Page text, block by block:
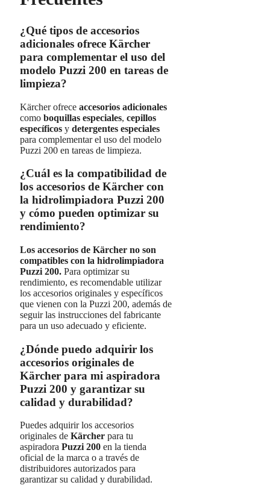
¿Qué tipos de accesorios
adicionales ofrece Kärcher
para complementar el uso del
modelo Puzzi 200 en tareas de
limpieza?
Kärcher ofrece accesorios adicionales
como boquillas especiales, cepillos
específicos y detergentes especiales
para complementar el uso del modelo
Puzzi 200 en tareas de limpieza.
¿Cuál es la compatibilidad de
los accesorios de Kärcher con
la hidrolimpiadora Puzzi 200
y cómo pueden optimizar su
rendimiento?
Los accesorios de Kärcher no son
compatibles con la hidrolimpiadora
Puzzi 200. Para optimizar su
rendimiento, es recomendable utilizar
los accesorios originales y específicos
que vienen con la Puzzi 200, además de
seguir las instrucciones del fabricante
para un uso adecuado y eficiente.
¿Dónde puedo adquirir los
accesorios originales de
Kärcher para mi aspiradora
Puzzi 200 y garantizar su
calidad y durabilidad?
Puedes adquirir los accesorios
originales de Kärcher para tu
aspiradora Puzzi 200 en la tienda
oficial de la marca o a través de
distribuidores autorizados para
garantizar su calidad y durabilidad.